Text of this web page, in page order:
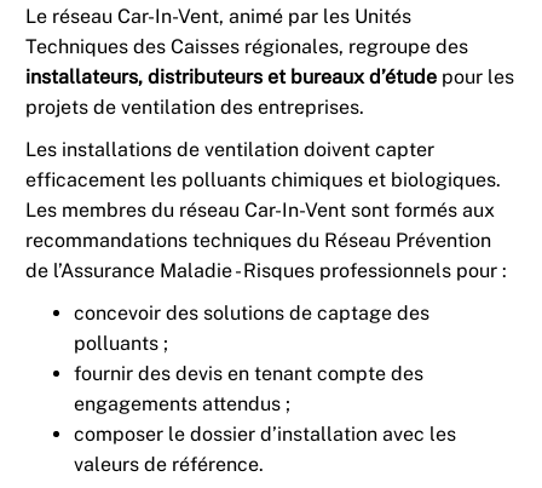
Le réseau Car-In-Vent, animé par les Unités
Techniques des Caisses régionales, regroupe des
installateurs, distributeurs et bureaux d’étude pour les
projets de ventilation des entreprises.
Les installations de ventilation doivent capter
efficacement les polluants chimiques et biologiques.
Les membres du réseau Car-In-Vent sont formés aux
recommandations techniques du Réseau Prévention
de l’Assurance Maladie - Risques professionnels pour :
concevoir des solutions de captage des
polluants ;
fournir des devis en tenant compte des
engagements attendus ;
composer le dossier d’installation avec les
valeurs de référence.